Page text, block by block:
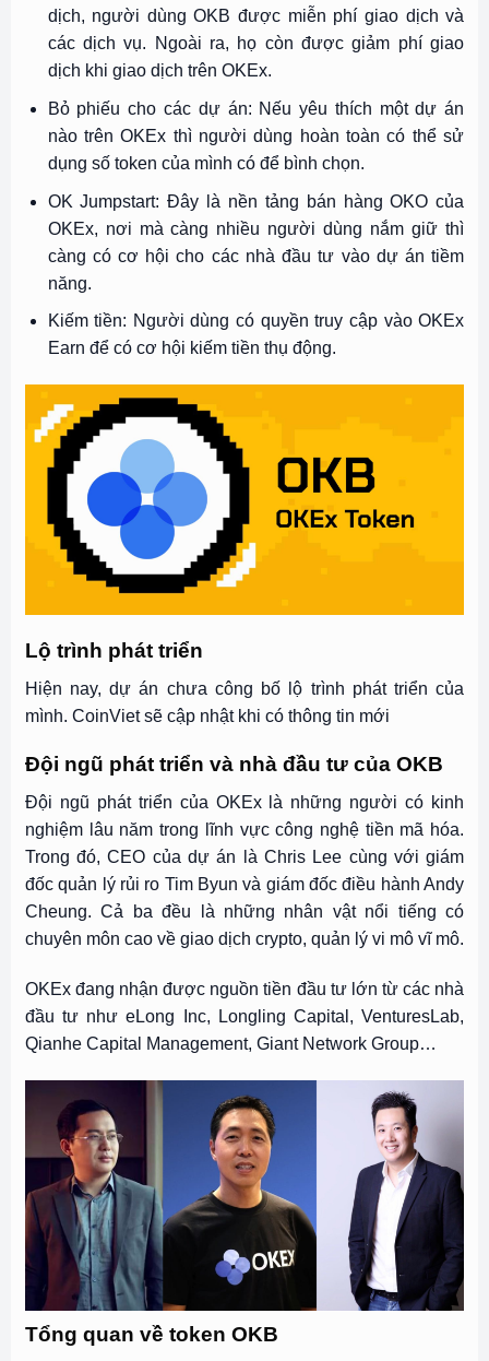
dịch, người dùng OKB được miễn phí giao dịch và
các dịch vụ. Ngoài ra, họ còn được giảm phí giao
dịch khi giao dịch trên OKEx.
Bỏ phiếu cho các dự án: Nếu yêu thích một dự án
nào trên OKEx thì người dùng hoàn toàn có thể sử
dụng số token của mình có để bình chọn.
OK Jumpstart: Đây là nền tảng bán hàng OKO của
OKEx, nơi mà càng nhiều người dùng nắm giữ thì
càng có cơ hội cho các nhà đầu tư vào dự án tiềm
năng.
Kiếm tiền: Người dùng có quyền truy cập vào OKEx
Earn để có cơ hội kiếm tiền thụ động.
Lộ trình phát triển
Hiện nay, dự án chưa công bố lộ trình phát triển của
mình. CoinViet sẽ cập nhật khi có thông tin mới
Đội ngũ phát triển và nhà đầu tư của OKB
Đội ngũ phát triển của OKEx là những người có kinh
nghiệm lâu năm trong lĩnh vực công nghệ tiền mã hóa.
Trong đó, CEO của dự án là Chris Lee cùng với giám
đốc quản lý rủi ro Tim Byun và giám đốc điều hành Andy
Cheung. Cả ba đều là những nhân vật nổi tiếng có
chuyên môn cao về giao dịch crypto, quản lý vi mô vĩ mô.
OKEx đang nhận được nguồn tiền đầu tư lớn từ các nhà
đầu tư như eLong Inc, Longling Capital, VenturesLab,
Qianhe Capital Management, Giant Network Group…
Tổng quan về token OKB